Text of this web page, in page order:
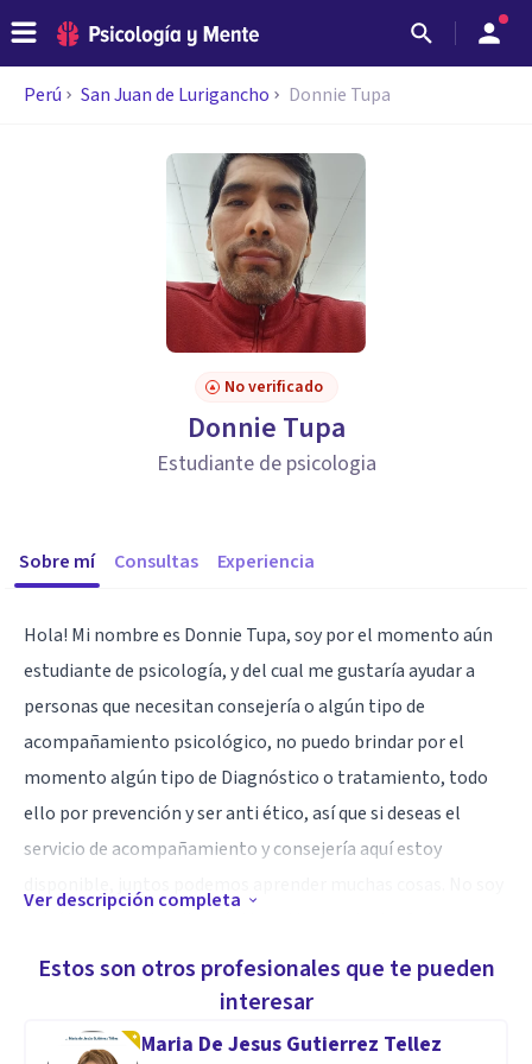
Perú San Juan de Lurigancho Donnie Tupa
No verificado
Donnie Tupa
Estudiante de psicologia
Sobre mí Consultas Experiencia
Hola! Mi nombre es Donnie Tupa, soy por el momento aún
estudiante de psicología, y del cual me gustaría ayudar a
personas que necesitan consejería o algún tipo de
acompañamiento psicológico, no puedo brindar por el
momento algún tipo de Diagnóstico o tratamiento, todo
ello por prevención y ser anti ético, así que si deseas el
servicio de acompañamiento y consejería aquí estoy
consejería y coaching (acompañamiento)
Hola! Mi nombre es Donnie Tupa, soy por el momento aún
Ver descripción completa
Estos son otros profesionales que te pueden
interesar
Maria De Jesus Gutierrez Tellez